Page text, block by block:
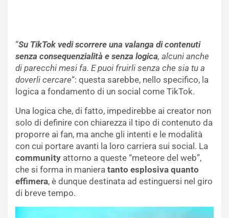
“Su TikTok vedi scorrere una valanga di contenuti
senza consequenzialità e senza logica, alcuni anche
di parecchi mesi fa. E puoi fruirli senza che sia tu a
doverli cercare“: questa sarebbe, nello specifico, la
logica a fondamento di un social come TikTok.
Una logica che, di fatto, impedirebbe ai creator non
solo di definire con chiarezza il tipo di contenuto da
proporre ai fan, ma anche gli intenti e le modalità
con cui portare avanti la loro carriera sui social. La
community attorno a queste “meteore del web”,
che si forma in maniera tanto esplosiva quanto
effimera, è dunque destinata ad estinguersi nel giro
di breve tempo.